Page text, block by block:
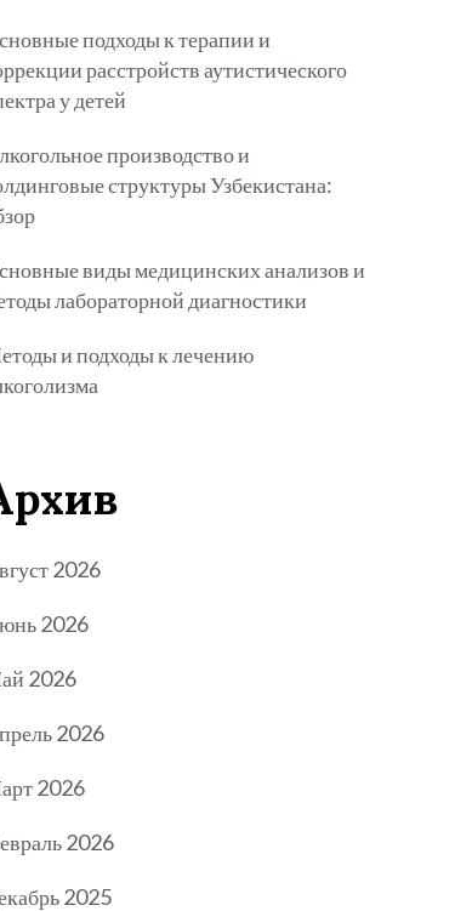
подходы к терапии и
расстройств аутистического
у детей
производство и
структуры Узбекистана:
виды медицинских анализов и
лабораторной диагностики
и подходы к лечению
2026
2026
2026
2026
2026
2026
2025